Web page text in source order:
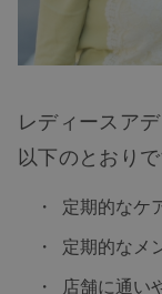
レディースア
以下のとおりで
定期的なケ
定期的なメ
店舗に通い